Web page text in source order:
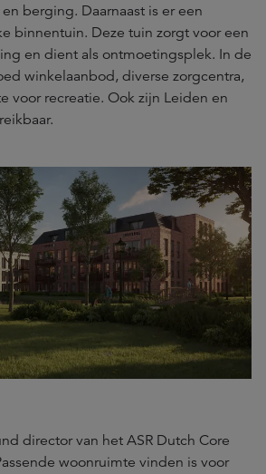
berging. Daarnaast is er een
binnentuin. Deze tuin zorgt voor een
en dient als ontmoetingsplek. In de
winkelaanbod, diverse zorgcentra,
voor recreatie. Ook zijn Leiden en
director van het ASR Dutch Core
woonruimte vinden is voor